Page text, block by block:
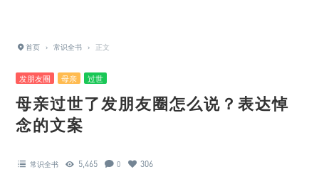
首页 › 常识全书 › 正文
发朋友圈 母亲 过世
母亲过世了发朋友圈怎么说？表达悼
念的文案
常识全书 5,465 0 306